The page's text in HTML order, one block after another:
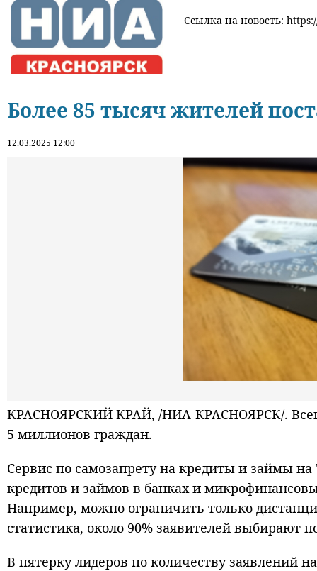
Ссылка на новость:
Более 85 тысяч жителей
12.03.2025 12:00
КРАСНОЯРСКИЙ КРАЙ, /НИА-КРАСНОЯРСК/.
5 миллионов граждан.
Сервис по самозапрету на кредиты и займы на
кредитов и займов в банках и
Например, можно ограничить только
статистика, около 90% заявителей выбирают
В пятерку лидеров по количеству заявлений